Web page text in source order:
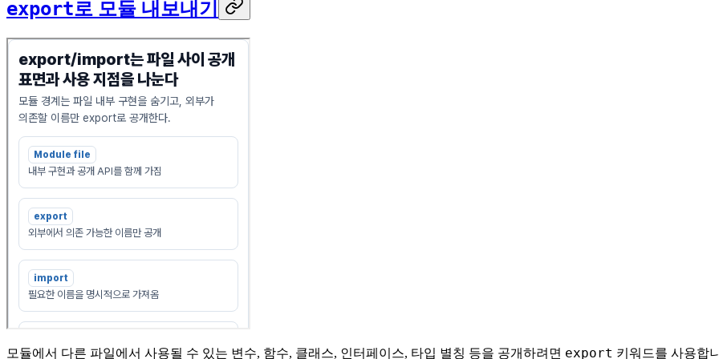
export로 모듈 내보내기
모듈에서 다른 파일에서 사용될 수 있는 변수, 함수, 클래스, 인터페이스, 타입 별칭 등을 공개하려면 export 키워드를 사용합